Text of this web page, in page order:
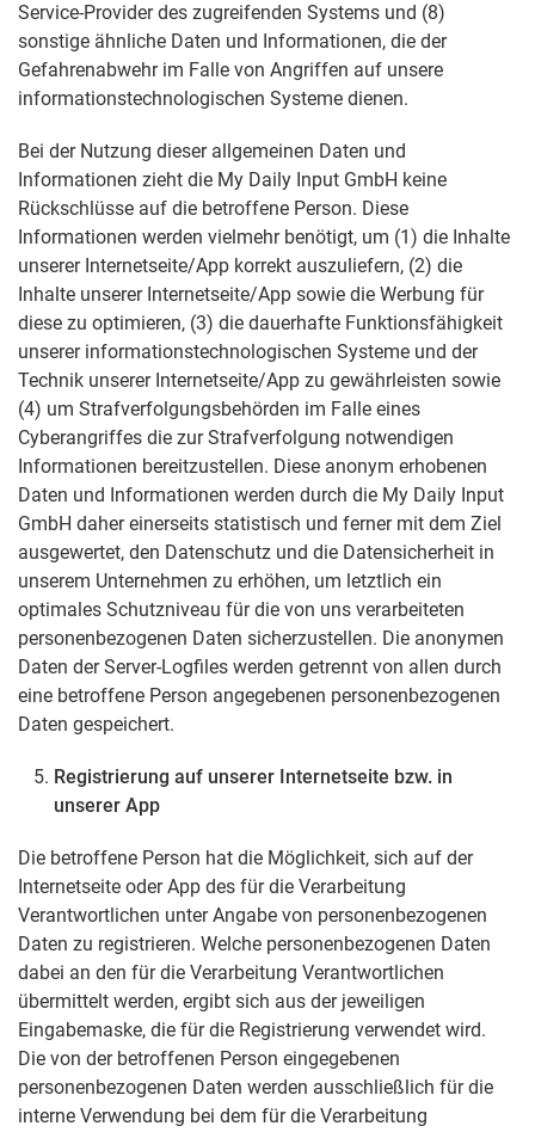
Service-Provider des zugreifenden Systems und (8)
sonstige ähnliche Daten und Informationen, die der
Gefahrenabwehr im Falle von Angriffen auf unsere
informationstechnologischen Systeme dienen.
Bei der Nutzung dieser allgemeinen Daten und
Informationen zieht die My Daily Input GmbH keine
Rückschlüsse auf die betroffene Person. Diese
Informationen werden vielmehr benötigt, um (1) die Inhalte
unserer Internetseite/App korrekt auszuliefern, (2) die
Inhalte unserer Internetseite/App sowie die Werbung für
diese zu optimieren, (3) die dauerhafte Funktionsfähigkeit
unserer informationstechnologischen Systeme und der
Technik unserer Internetseite/App zu gewährleisten sowie
(4) um Strafverfolgungsbehörden im Falle eines
Cyberangriffes die zur Strafverfolgung notwendigen
Informationen bereitzustellen. Diese anonym erhobenen
Daten und Informationen werden durch die My Daily Input
GmbH daher einerseits statistisch und ferner mit dem Ziel
ausgewertet, den Datenschutz und die Datensicherheit in
unserem Unternehmen zu erhöhen, um letztlich ein
optimales Schutzniveau für die von uns verarbeiteten
personenbezogenen Daten sicherzustellen. Die anonymen
Daten der Server-Logfiles werden getrennt von allen durch
eine betroffene Person angegebenen personenbezogenen
Daten gespeichert.
Registrierung auf unserer Internetseite bzw. in
unserer App
Die betroffene Person hat die Möglichkeit, sich auf der
Internetseite oder App des für die Verarbeitung
Verantwortlichen unter Angabe von personenbezogenen
Daten zu registrieren. Welche personenbezogenen Daten
dabei an den für die Verarbeitung Verantwortlichen
übermittelt werden, ergibt sich aus der jeweiligen
Eingabemaske, die für die Registrierung verwendet wird.
Die von der betroffenen Person eingegebenen
personenbezogenen Daten werden ausschließlich für die
interne Verwendung bei dem für die Verarbeitung